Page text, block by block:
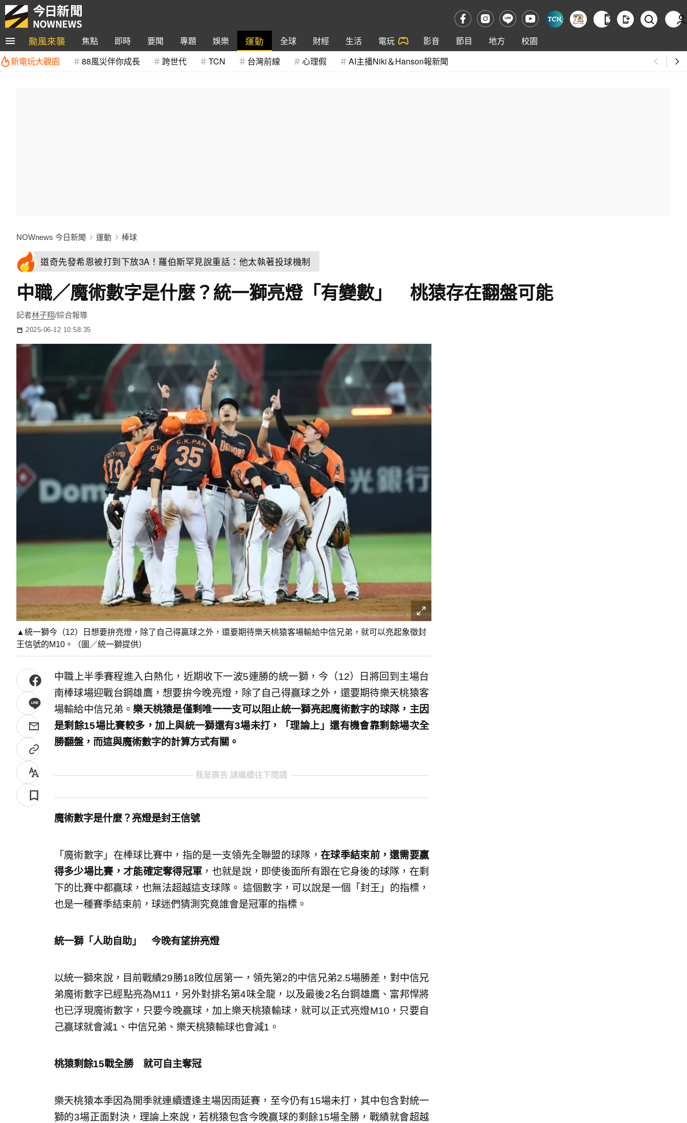
颱風來襲 焦點 即時 要聞 專題 娛樂 運動 全球 財經 生活 電玩 影音 節目 地方
校園
新電玩大觀園
88風災伴你成長 跨世代 TCN 台灣前線 心理假 AI主播Niki＆Hanson報新聞
NOWnews 今日新聞 運動 棒球
道奇先發希恩被打到下放3A！羅伯斯罕見說重話：他太執著投球機制
中職／魔術數字是什麼？統一獅亮燈「有變數」 桃猿存在翻盤可能
記者林子翔/綜合報導
2025-06-12 10:58:35
▲統一獅今（12）日想要拚亮燈，除了自己得贏球之外，還要期待樂天桃猿客場輸給中信兄弟，就可以亮起象徵封
王信號的M10。（圖／統一獅提供）
中職上半季賽程進入白熱化，近期收下一波5連勝的統一獅，今（12）日將回到主場台
南棒球場迎戰台鋼雄鷹，想要拚今晚亮燈，除了自己得贏球之外，還要期待樂天桃猿客
場輸給中信兄弟。 樂天桃猿是僅剩唯一一支可以阻止統一獅亮起魔術數字的球隊，主因
是剩餘15場比賽較多，加上與統一獅還有3場未打，「理論上」還有機會靠剩餘場次全
勝翻盤，而這與魔術數字的計算方式有關。
我是廣告 請繼續往下閱讀
魔術數字是什麼？亮燈是封王信號
「魔術數字」在棒球比賽中，指的是一支領先全聯盟的球隊， 在球季結束前，還需要贏
得多少場比賽，才能確定奪得冠軍 ，也就是說，即使後面所有跟在它身後的球隊，在剩
下的比賽中都贏球，也無法超越這支球隊。 這個數字，可以說是一個「封王」的指標，
也是一種賽季結束前，球迷們猜測究竟誰會是冠軍的指標。
統一獅「人助自助」 今晚有望拚亮燈
以統一獅來說，目前戰績29勝18敗位居第一，領先第2的中信兄弟2.5場勝差，對中信兄
弟魔術數字已經點亮為M11，另外對排名第4味全龍，以及最後2名台鋼雄鷹、富邦悍將
也已浮現魔術數字，只要今晚贏球，加上樂天桃猿輸球，就可以正式亮燈M10，只要自
己贏球就會減1、中信兄弟、樂天桃猿輸球也會減1。
桃猿剩餘15戰全勝 就可自主奪冠
樂天桃猿本季因為開季就連續遭逢主場因雨延賽，至今仍有15場未打，其中包含對統一
獅的3場正面對決，理論上來說，若桃猿包含今晚贏球的剩餘15場全勝，戰績就會超越